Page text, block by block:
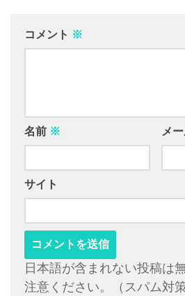
コメント ※
名前 ※ メ
サイト
日本語が含まれない投稿は
注意ください。（スパム対策